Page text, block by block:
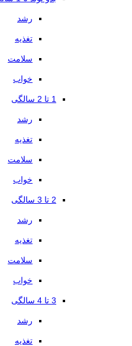
رشد
تغذیه
سلامت
خواب
1 تا 2 سالگی
رشد
تغذیه
سلامت
خواب
2 تا 3 سالگی
رشد
تغذیه
سلامت
خواب
3 تا 4 سالگی
رشد
تغذیه